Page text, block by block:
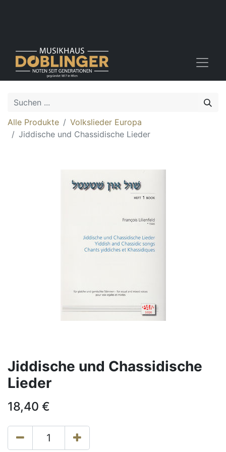
Alle Produkte
Volkslieder Europa
Jiddische und Chassidische Lieder
Jiddische und Chassidische
Lieder
18,40 €